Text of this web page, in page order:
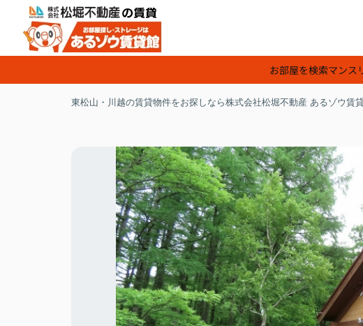
お部屋を検索マンス
東松山・川越の賃貸物件をお探しなら株式会社松堀不動産 あるゾウ賃